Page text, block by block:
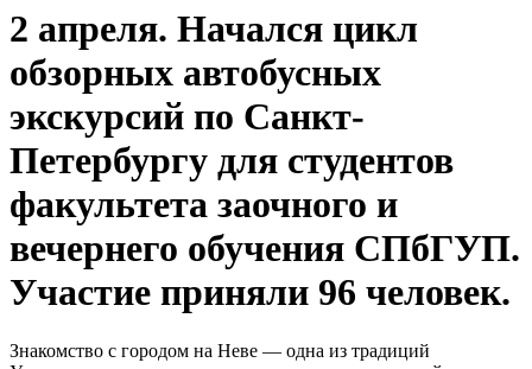
2 апреля. Начался цикл
обзорных автобусных
экскурсий по Санкт-
Петербургу для студентов
факультета заочного и
вечернего обучения СПбГУП.
Участие приняли 96 человек.
Знакомство с городом на Неве — одна из традиций